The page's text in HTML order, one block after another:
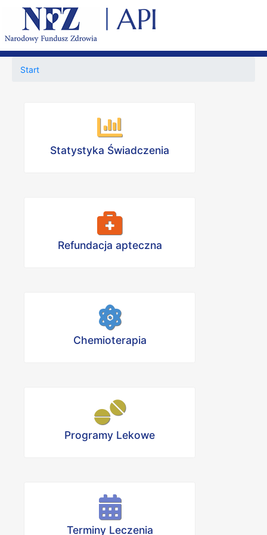
Start
Statystyka Świadczenia
Refundacja apteczna
Chemioterapia
Programy Lekowe
Terminy Leczenia